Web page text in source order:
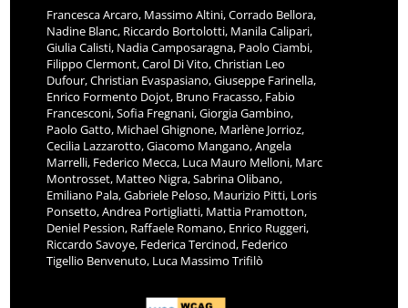
Francesca Arcaro, Massimo Altini, Corrado Bellora,
Nadine Blanc, Riccardo Bortolotti, Manila Calipari,
Giulia Calisti, Nadia Camposaragna, Paolo Ciambi,
Filippo Clermont, Carol Di Vito, Christian Leo
Dufour, Christian Evaspasiano, Giuseppe Farinella,
Enrico Formento Dojot, Bruno Fracasso, Fabio
Francesconi, Sofia Fregnani, Giorgia Gambino,
Paolo Gatto, Michael Ghignone, Marlène Jorrioz,
Cecilia Lazzarotto, Giacomo Mangano, Angela
Marrelli, Federico Mecca, Luca Mauro Melloni, Marc
Montrosset, Matteo Nigra, Sabrina Olibano,
Emiliano Pala, Gabriele Peloso, Maurizio Pitti, Loris
Ponsetto, Andrea Portigliatti, Mattia Pramotton,
Deniel Pession, Raffaele Romano, Enrico Ruggeri,
Riccardo Savoye, Federica Tercinod, Federico
Tigellio Benvenuto, Luca Massimo Trifilò